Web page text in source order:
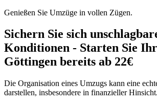
Genießen Sie Umzüge in vollen Zügen.
Sichern Sie sich
Konditionen - Starten Sie
Göttingen bereits ab 22€
Die Organisation eines Umzugs kann eine
darstellen, insbesondere in finanzieller Hinsicht.